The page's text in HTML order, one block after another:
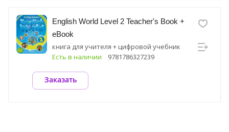
English World Level 2 Teacher's Book +
eBook
книга для учителя + цифровой учебник
Есть в наличии
9781786327239
Заказать